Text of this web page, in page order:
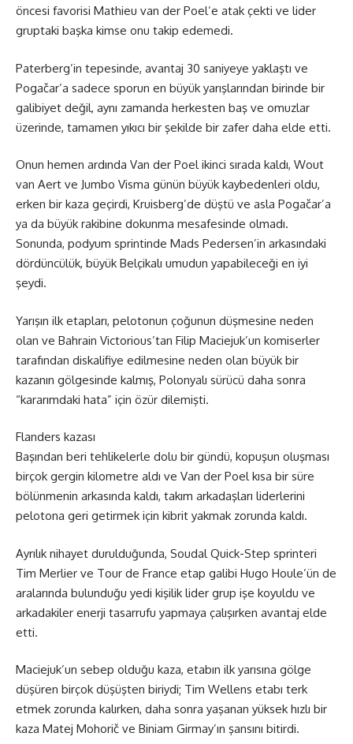
öncesi favorisi Mathieu van der Poel’e atak çekti ve lider
gruptaki başka kimse onu takip edemedi.
Paterberg’in tepesinde, avantaj 30 saniyeye yaklaştı ve
Pogačar’a sadece sporun en büyük yarışlarından birinde bir
galibiyet değil, aynı zamanda herkesten baş ve omuzlar
üzerinde, tamamen yıkıcı bir şekilde bir zafer daha elde etti.
Onun hemen ardında Van der Poel ikinci sırada kaldı, Wout
van Aert ve Jumbo Visma günün büyük kaybedenleri oldu,
erken bir kaza geçirdi, Kruisberg’de düştü ve asla Pogačar’a
ya da büyük rakibine dokunma mesafesinde olmadı.
Sonunda, podyum sprintinde Mads Pedersen’in arkasındaki
dördüncülük, büyük Belçikalı umudun yapabileceği en iyi
şeydi.
Yarışın ilk etapları, pelotonun çoğunun düşmesine neden
olan ve Bahrain Victorious’tan Filip Maciejuk’un komiserler
tarafından diskalifiye edilmesine neden olan büyük bir
kazanın gölgesinde kalmış, Polonyalı sürücü daha sonra
“kararımdaki hata” için özür dilemişti.
Flanders kazası
Başından beri tehlikelerle dolu bir gündü, kopuşun oluşması
birçok gergin kilometre aldı ve Van der Poel kısa bir süre
bölünmenin arkasında kaldı, takım arkadaşları liderlerini
pelotona geri getirmek için kibrit yakmak zorunda kaldı.
Ayrılık nihayet durulduğunda, Soudal Quick-Step sprinteri
Tim Merlier ve Tour de France etap galibi Hugo Houle’ün de
aralarında bulunduğu yedi kişilik lider grup işe koyuldu ve
arkadakiler enerji tasarrufu yapmaya çalışırken avantaj elde
etti.
Maciejuk’un sebep olduğu kaza, etabın ilk yarısına gölge
düşüren birçok düşüşten biriydi; Tim Wellens etabı terk
etmek zorunda kalırken, daha sonra yaşanan yüksek hızlı bir
kaza Matej Mohorič ve Biniam Girmay’ın şansını bitirdi.